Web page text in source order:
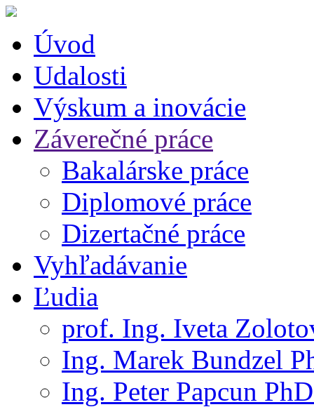
Úvod
Udalosti
Výskum a inovácie
Záverečné práce
Bakalárske práce
Diplomové práce
Dizertačné práce
Vyhľadávanie
Ľudia
prof. Ing. Iveta
Ing. Marek Bundzel
Ing. Peter Papcun